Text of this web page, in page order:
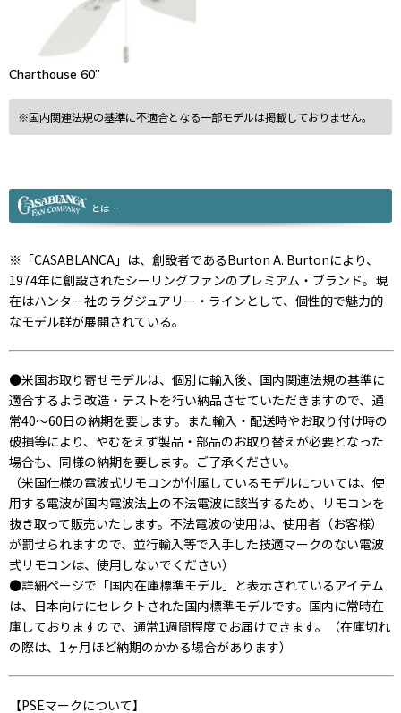
Charthouse 60”
※国内関連法規の基準に不適合となる一部モデルは掲載しておりません。
とは…
※「CASABLANCA」は、創設者であるBurton A. Burtonにより、
1974年に創設されたシーリングファンのプレミアム・ブランド。現
在はハンター社のラグジュアリー・ラインとして、個性的で魅力的
なモデル群が展開されている。
●米国お取り寄せモデルは、個別に輸入後、国内関連法規の基準に
適合するよう改造・テストを行い納品させていただきますので、通
常40～60日の納期を要します。また輸入・配送時やお取り付け時の
破損等により、やむをえず製品・部品のお取り替えが必要となった
場合も、同様の納期を要します。ご了承ください。
（米国仕様の電波式リモコンが付属しているモデルについては、使
用する電波が国内電波法上の不法電波に該当するため、リモコンを
抜き取って販売いたします。不法電波の使用は、使用者（お客様）
が罰せられますので、並行輸入等で入手した技適マークのない電波
式リモコンは、使用しないでください）
●詳細ページで「国内在庫標準モデル」と表示されているアイテム
は、日本向けにセレクトされた国内標準モデルです。国内に常時在
庫しておりますので、通常1週間程度でお届けできます。（在庫切れ
の際は、1ヶ月ほど納期のかかる場合があります）
【PSEマークについて】